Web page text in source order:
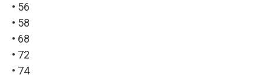
• 56
• 58
• 68
• 72
• 74